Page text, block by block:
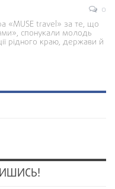
0
«MUSE trаvel» за те, що
спонукали молодь
рідного краю, держави й